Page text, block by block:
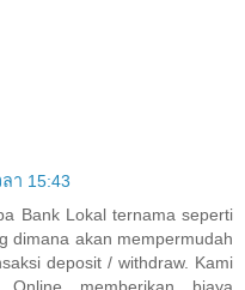
า 15:43
Bank Lokal ternama seperti
dimana akan mempermudah
deposit / withdraw. Kami